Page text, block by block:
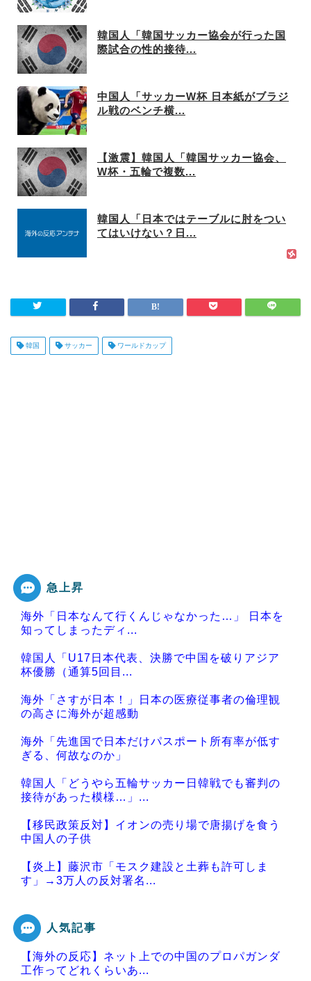
韓国人「韓国サッカー協会が行った国
際試合の性的接待...
中国人「サッカーW杯 日本紙がブラジ
ル戦のベンチ横...
【激震】韓国人「韓国サッカー協会、
W杯・五輪で複数...
韓国人「日本ではテーブルに肘をつい
てはいけない？日...
韓国 サッカー ワールドカップ
急上昇
海外「日本なんて行くんじゃなかった…」 日本を
知ってしまったディ...
韓国人「U17日本代表、決勝で中国を破りアジア
杯優勝（通算5回目...
海外「さすが日本！」日本の医療従事者の倫理観
の高さに海外が超感動
海外「先進国で日本だけパスポート所有率が低す
ぎる、何故なのか」
韓国人「どうやら五輪サッカー日韓戦でも審判の
接待があった模様…」...
【移民政策反対】イオンの売り場で唐揚げを食う
中国人の子供
【炎上】藤沢市「モスク建設と土葬も許可しま
す」→3万人の反対署名...
Powered by livedoor 相互RSS
人気記事
【海外の反応】ネット上での中国のプロパガンダ
工作ってどれくらいあ...